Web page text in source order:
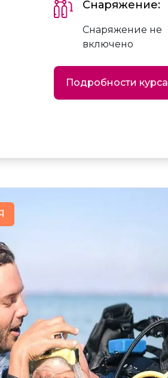
Снаряжение:
Снаряжение не
включено
Подробности курса